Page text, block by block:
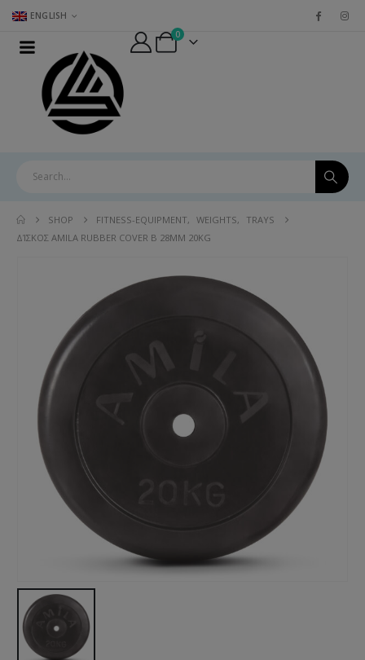
ENGLISH
0
SHOP FITNESS-EQUIPMENT, WEIGHTS,
TRAYS
ΔΊΣΚΟΣ AMILA RUBBER COVER B 28MM 20KG